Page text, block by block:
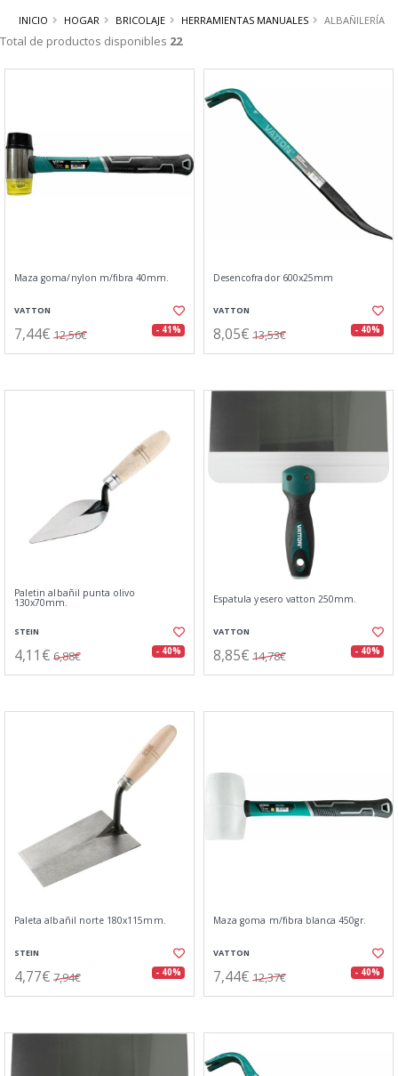
INICIO HOGAR BRICOLAJE HERRAMIENTAS MANUALES ALBAÑILERÍA
Total de productos disponibles 22
Maza goma/nylon m/fibra 40mm.
VATTON
7,44€ 12,56€ - 41%
Desencofrador 600x25mm
VATTON
8,05€ 13,53€ - 40%
Paletin albañil punta olivo
130x70mm.
STEIN
4,11€ 6,88€ - 40%
Espatula yesero vatton 250mm.
VATTON
8,85€ 14,78€ - 40%
Paleta albañil norte 180x115mm.
STEIN
4,77€ 7,94€ - 40%
Maza goma m/fibra blanca 450gr.
VATTON
7,44€ 12,37€ - 40%